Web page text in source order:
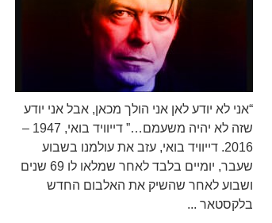
“אני לא יודע לאן אני הולך מכאן, אבל אני יודע
שזה לא יהיה משעמם…” דייוויד בואי, 1947 –
2016. דייוויד בואי, עזב את עולמנו בשבוע
שעבר, יומיים בלבד לאחר שמלאו לו 69 שנים
ושבוע לאחר שהשיק את האלבום החדש
בלקסטאר ...